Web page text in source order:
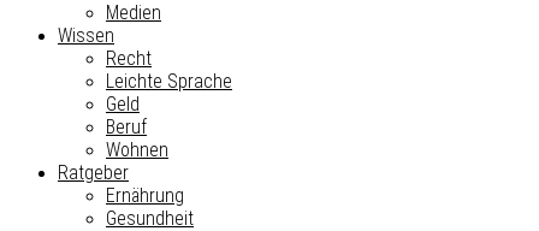
Medien
Wissen
Recht
Leichte Sprache
Geld
Beruf
Wohnen
Ratgeber
Ernährung
Gesundheit